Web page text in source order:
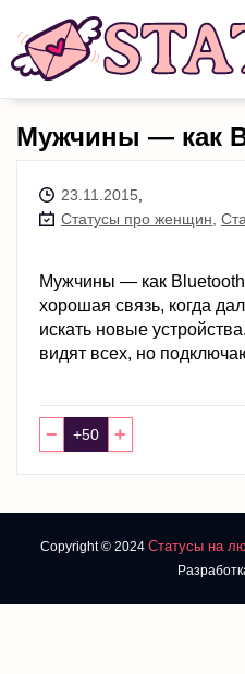
Мужчины — как
23.11.2015
Статусы про женщин
Мужчины — как
хорошая связь, когда
искать новые
видят всех, но
− +
Copyright © 2024 Статусы на